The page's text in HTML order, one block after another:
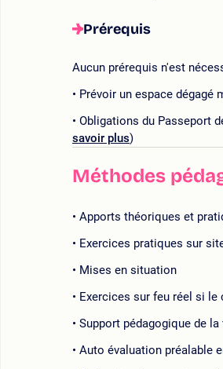
Prérequis
Aucun prérequis n'est
Prévoir un espace
Obligations du Passeport
savoir plus)
Méthodes
Apports théoriques et
Exercices pratiques sur
Mises en situation
Exercices sur feu réel si le
Support pédagogique de la
Auto évaluation préalable